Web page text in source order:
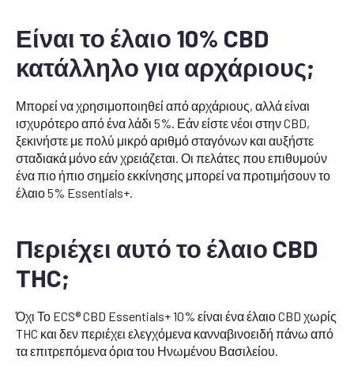
Είναι το έλαιο 10% CBD
κατάλληλο για αρχάριους;
Μπορεί να χρησιμοποιηθεί από αρχάριους, αλλά είναι
ισχυρότερο από ένα λάδι 5%. Εάν είστε νέοι στην CBD,
ξεκινήστε με πολύ μικρό αριθμό σταγόνων και αυξήστε
σταδιακά μόνο εάν χρειάζεται. Οι πελάτες που επιθυμούν
ένα πιο ήπιο σημείο εκκίνησης μπορεί να προτιμήσουν το
έλαιο 5% Essentials+.
Περιέχει αυτό το έλαιο CBD
THC;
Όχι Το ECS® CBD Essentials+ 10% είναι ένα έλαιο CBD χωρίς
THC και δεν περιέχει ελεγχόμενα κανναβινοειδή πάνω από
τα επιτρεπόμενα όρια του Ηνωμένου Βασιλείου.